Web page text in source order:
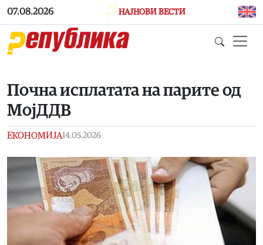
Skip to main content
07.08.2026 НАЈНОВИ ВЕСТИ
Почна исплатата на парите од
МојДДВ
ЕКОНОМИЈА14.05.2026